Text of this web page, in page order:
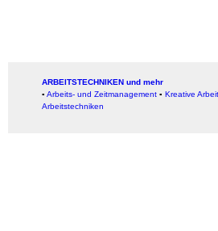
ARBEITSTECHNIKEN und mehr
▪ Arbeits- und Zeitmanagement ▪ Kreative
Arbeitstechniken